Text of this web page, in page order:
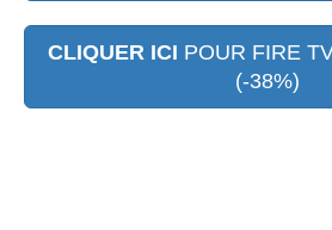
CLIQUER ICI POUR FIRE
(-38%)